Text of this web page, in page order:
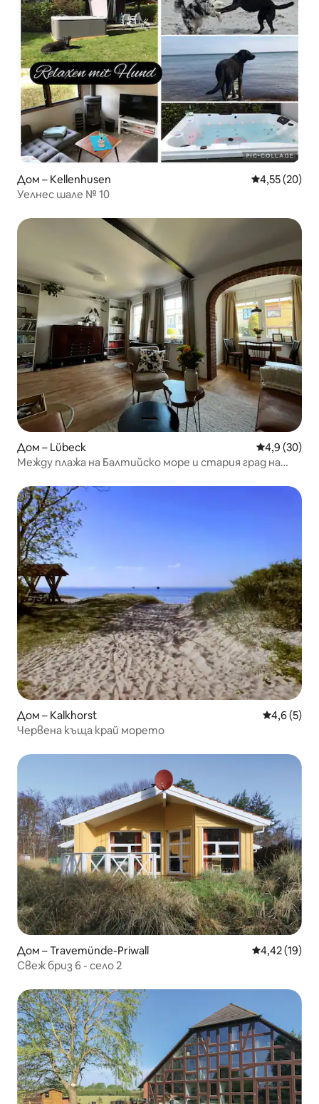
Дом – Kellenhusen Средна
4,55 (20)
Уелнес шале № 10
Дом – Lübeck Средна
4,9 (30)
Между плажа на Балтийско море и стария град на
Дом – Kalkhorst Средна
4,6 (5)
Червена къща край морето
Дом – Travemünde-Priwall Средна
4,42 (19)
Свеж бриз 6 - село 2